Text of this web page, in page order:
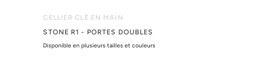
CELLIER CLÉ EN MAIN
STONE R1 - PORTES DOUBLES
Disponible en plusieurs tailles et couleurs